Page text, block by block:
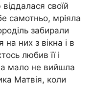
віддалася своїй
самотньо, мріяла
забирали
них з вікна і в
любив її і
мало не вийшла
Матвія, коли